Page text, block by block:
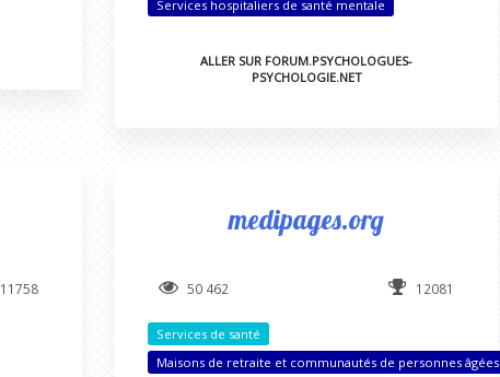
Services hospitaliers de santé mentale
ALLER SUR FORUM.PSYCHOLOGUES-
PSYCHOLOGIE.NET
11758
medipages.org
50 462 12081
Services de santé
Maisons de retraite et communautés de personnes âgées